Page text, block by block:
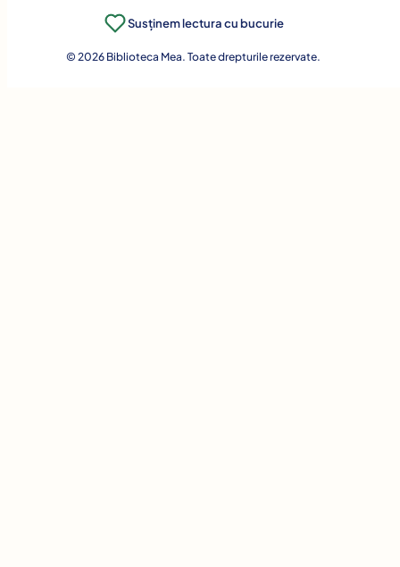
Susținem lectura cu bucurie
© 2026 Biblioteca Mea. Toate drepturile rezervate.